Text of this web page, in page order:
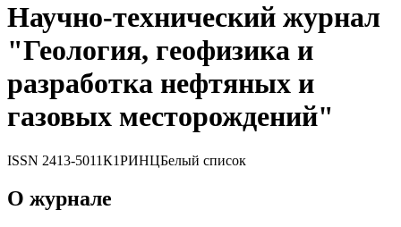
Научно-теxнический журнал
"Геология, геофизика и
разработка нефтяныx и
газовыx месторождений"
ISSN 2413-5011К1РИНЦБелый список
О журнале